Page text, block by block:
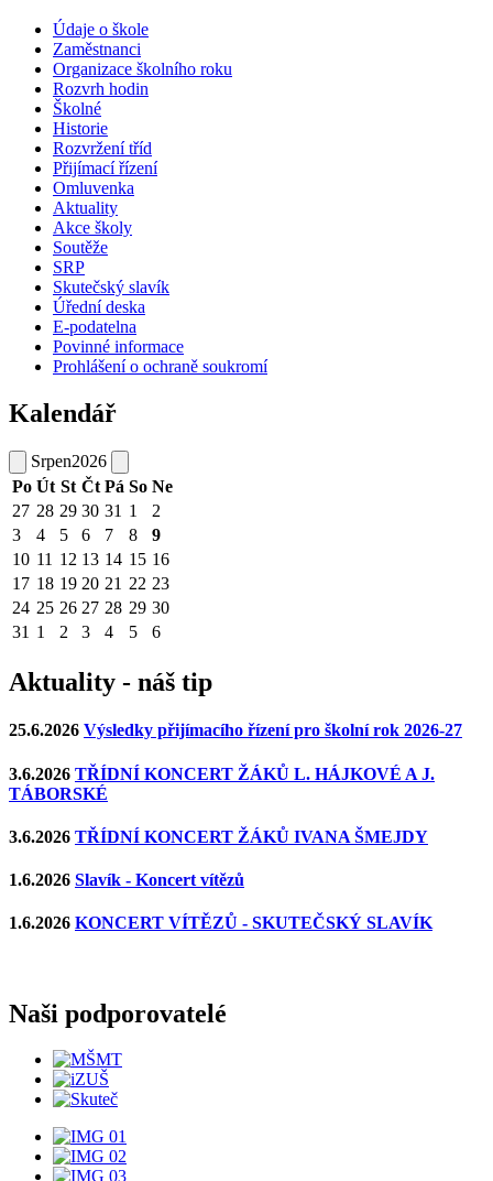
Údaje o škole
Zaměstnanci
Organizace školního roku
Rozvrh hodin
Školné
Historie
Rozvržení tříd
Přijímací řízení
Omluvenka
Aktuality
Akce školy
Soutěže
SRP
Skutečský slavík
Úřední deska
E-podatelna
Povinné informace
Prohlášení o ochraně soukromí
Kalendář
Srpen2026
Po Út St Čt Pá So Ne
27 28 29 30 31 1
2
3
4 5 6 7 8
9
10 11 12 13 14 15 16
17 18 19 20 21 22 23
24 25 26 27 28 29 30
31 1 2 3 4 5 6
Aktuality - náš tip
25.6.2026 Výsledky přijímacího řízení pro školní rok 2026-27
3.6.2026 TŘÍDNÍ KONCERT ŽÁKŮ L. HÁJKOVÉ A J.
TÁBORSKÉ
3.6.2026 TŘÍDNÍ KONCERT ŽÁKŮ IVANA ŠMEJDY
1.6.2026 Slavík - Koncert vítězů
1.6.2026 KONCERT VÍTĚZŮ - SKUTEČSKÝ SLAVÍK
Naši podporovatelé